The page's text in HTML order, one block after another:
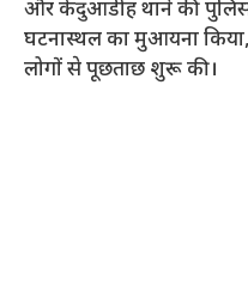
और केंदुआडीह थाने की पुलिस
घटनास्थल का मुआयना
लोगों से पूछताछ शुरू की।